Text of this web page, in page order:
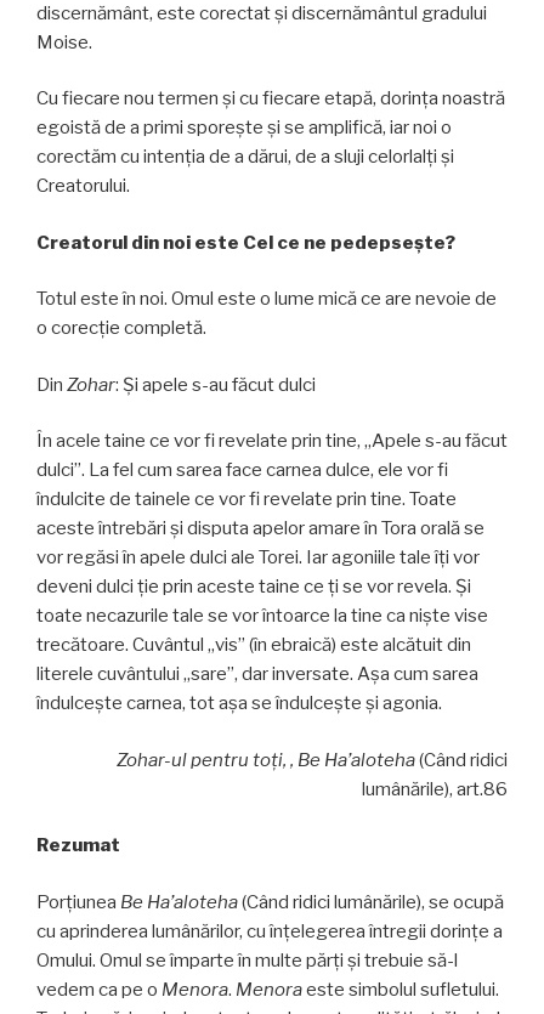
discernământ, este corectat și discernământul gradului
Moise.
Cu fiecare nou termen și cu fiecare etapă, dorința noastră
egoistă de a primi sporeşte și se amplifică, iar noi o
corectăm cu intenția de a dărui, de a sluji celorlalţi și
Creatorului.
Creatorul din noi este Cel ce ne pedepsește?
Totul este în noi. Omul este o lume mică ce are nevoie de
o corecţie completă.
Din Zohar: Şi apele s-au făcut dulci
În acele taine ce vor fi revelate prin tine, „Apele s-au făcut
dulci”. La fel cum sarea face carnea dulce, ele vor fi
îndulcite de tainele ce vor fi revelate prin tine. Toate
aceste întrebări și disputa apelor amare în Tora orală se
vor regăsi în apele dulci ale Torei. Iar agoniile tale îţi vor
deveni dulci ţie prin aceste taine ce ţi se vor revela. Și
toate necazurile tale se vor întoarce la tine ca niște vise
trecătoare. Cuvântul „vis” (în ebraică) este alcătuit din
literele cuvântului „sare”, dar inversate. Aşa cum sarea
îndulceşte carnea, tot aşa se îndulceşte şi agonia.
Zohar-ul pentru toți, , Be Ha’aloteha(Când ridici
lumânările), art.86
Rezumat
Porțiunea Be Ha’aloteha(Când ridici lumânările), se ocupă
cu aprinderea lumânărilor, cu înţelegerea întregii dorințe a
Omului. Omul se împarte în multe părți și trebuie să-l
vedem ca pe o Menora. Menoraeste simbolul sufletului.